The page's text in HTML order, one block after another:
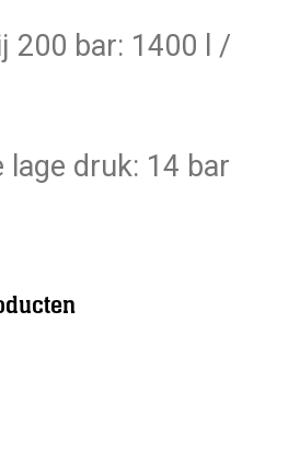
200 bar: 1400 l /
lage druk: 14 bar